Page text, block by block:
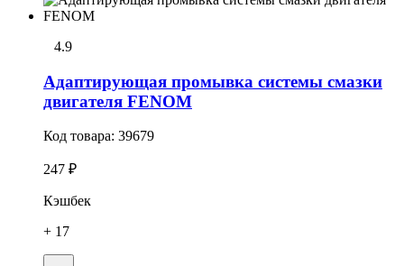
4.9
Адаптирующая промывка системы смазки
двигателя FENOM
Код товара: 39679
247 ₽
Кэшбек
+ 17